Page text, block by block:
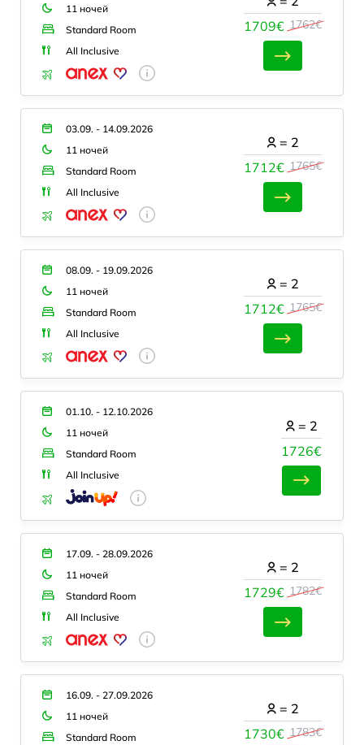
11 ночей
Standard Room
All Inclusive
1709€ 1762€
03.09. - 14.09.2026
11 ночей
Standard Room
All Inclusive
1712€ 1765€
= 2
08.09. - 19.09.2026
11 ночей
Standard Room
All Inclusive
1712€ 1765€
= 2
01.10. - 12.10.2026
11 ночей
Standard Room
All Inclusive
1726€
= 2
17.09. - 28.09.2026
11 ночей
Standard Room
All Inclusive
1729€ 1782€
= 2
16.09. - 27.09.2026
11 ночей
Standard Room
1730€ 1783€
= 2